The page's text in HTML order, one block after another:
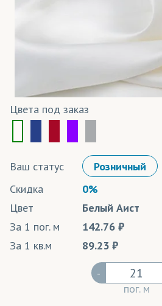
Цвета под заказ
Ваш статус
Розничный
Скидка
0%
Цвет
Белый Аист
За 1 пог. м
142.76
За 1 кв.м
89.23
-
пог. м